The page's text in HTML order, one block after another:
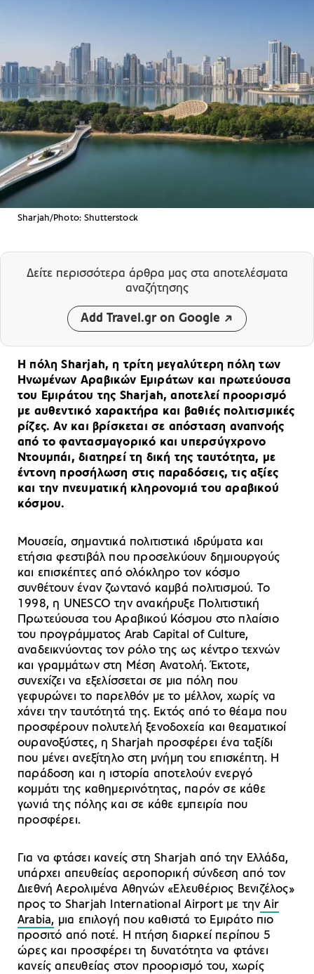
Sharjah/Photo: Shutterstock
Δείτε περισσότερα άρθρα μας στα αποτελέσματα
αναζήτησης
Add Travel.gr on Google
Η πόλη Sharjah, η τρίτη μεγαλύτερη πόλη των
Ηνωμένων Αραβικών Εμιράτων και πρωτεύουσα
του Εμιράτου της Sharjah, αποτελεί προορισμό
με αυθεντικό χαρακτήρα και βαθιές πολιτισμικές
ρίζες. Αν και βρίσκεται σε απόσταση αναπνοής
από το φαντασμαγορικό και υπερσύγχρονο
Ντουμπάι, διατηρεί τη δική της ταυτότητα, με
έντονη προσήλωση στις παραδόσεις, τις αξίες
και την πνευματική κληρονομιά του αραβικού
κόσμου.
Μουσεία, σημαντικά πολιτιστικά ιδρύματα και
ετήσια φεστιβάλ που προσελκύουν δημιουργούς
και επισκέπτες από ολόκληρο τον κόσμο
συνθέτουν έναν ζωντανό καμβά πολιτισμού. Το
1998, η UNESCO την ανακήρυξε Πολιτιστική
Πρωτεύουσα του Αραβικού Κόσμου στο πλαίσιο
του προγράμματος Arab Capital of Culture,
αναδεικνύοντας τον ρόλο της ως κέντρο τεχνών
και γραμμάτων στη Μέση Ανατολή. Έκτοτε,
συνεχίζει να εξελίσσεται σε μια πόλη που
γεφυρώνει το παρελθόν με το μέλλον, χωρίς να
χάνει την ταυτότητά της. Εκτός από το θέαμα που
προσφέρουν πολυτελή ξενοδοχεία και θεαματικοί
ουρανοξύστες, η Sharjah προσφέρει ένα ταξίδι
που μένει ανεξίτηλο στη μνήμη του επισκέπτη. Η
παράδοση και η ιστορία αποτελούν ενεργό
κομμάτι της καθημερινότητας, παρόν σε κάθε
γωνιά της πόλης και σε κάθε εμπειρία που
προσφέρει.
Για να φτάσει κανείς στη Sharjah από την Ελλάδα,
υπάρχει απευθείας αεροπορική σύνδεση από τον
Διεθνή Αερολιμένα Αθηνών «Ελευθέριος Βενιζέλος»
προς το Sharjah International Airport με τηνAir
Arabia, μια επιλογή που καθιστά το Εμιράτο πιο
προσιτό από ποτέ. Η πτήση διαρκεί περίπου 5
ώρες και προσφέρει τη δυνατότητα να φτάνει
κανείς απευθείας στον προορισμό του, χωρίς